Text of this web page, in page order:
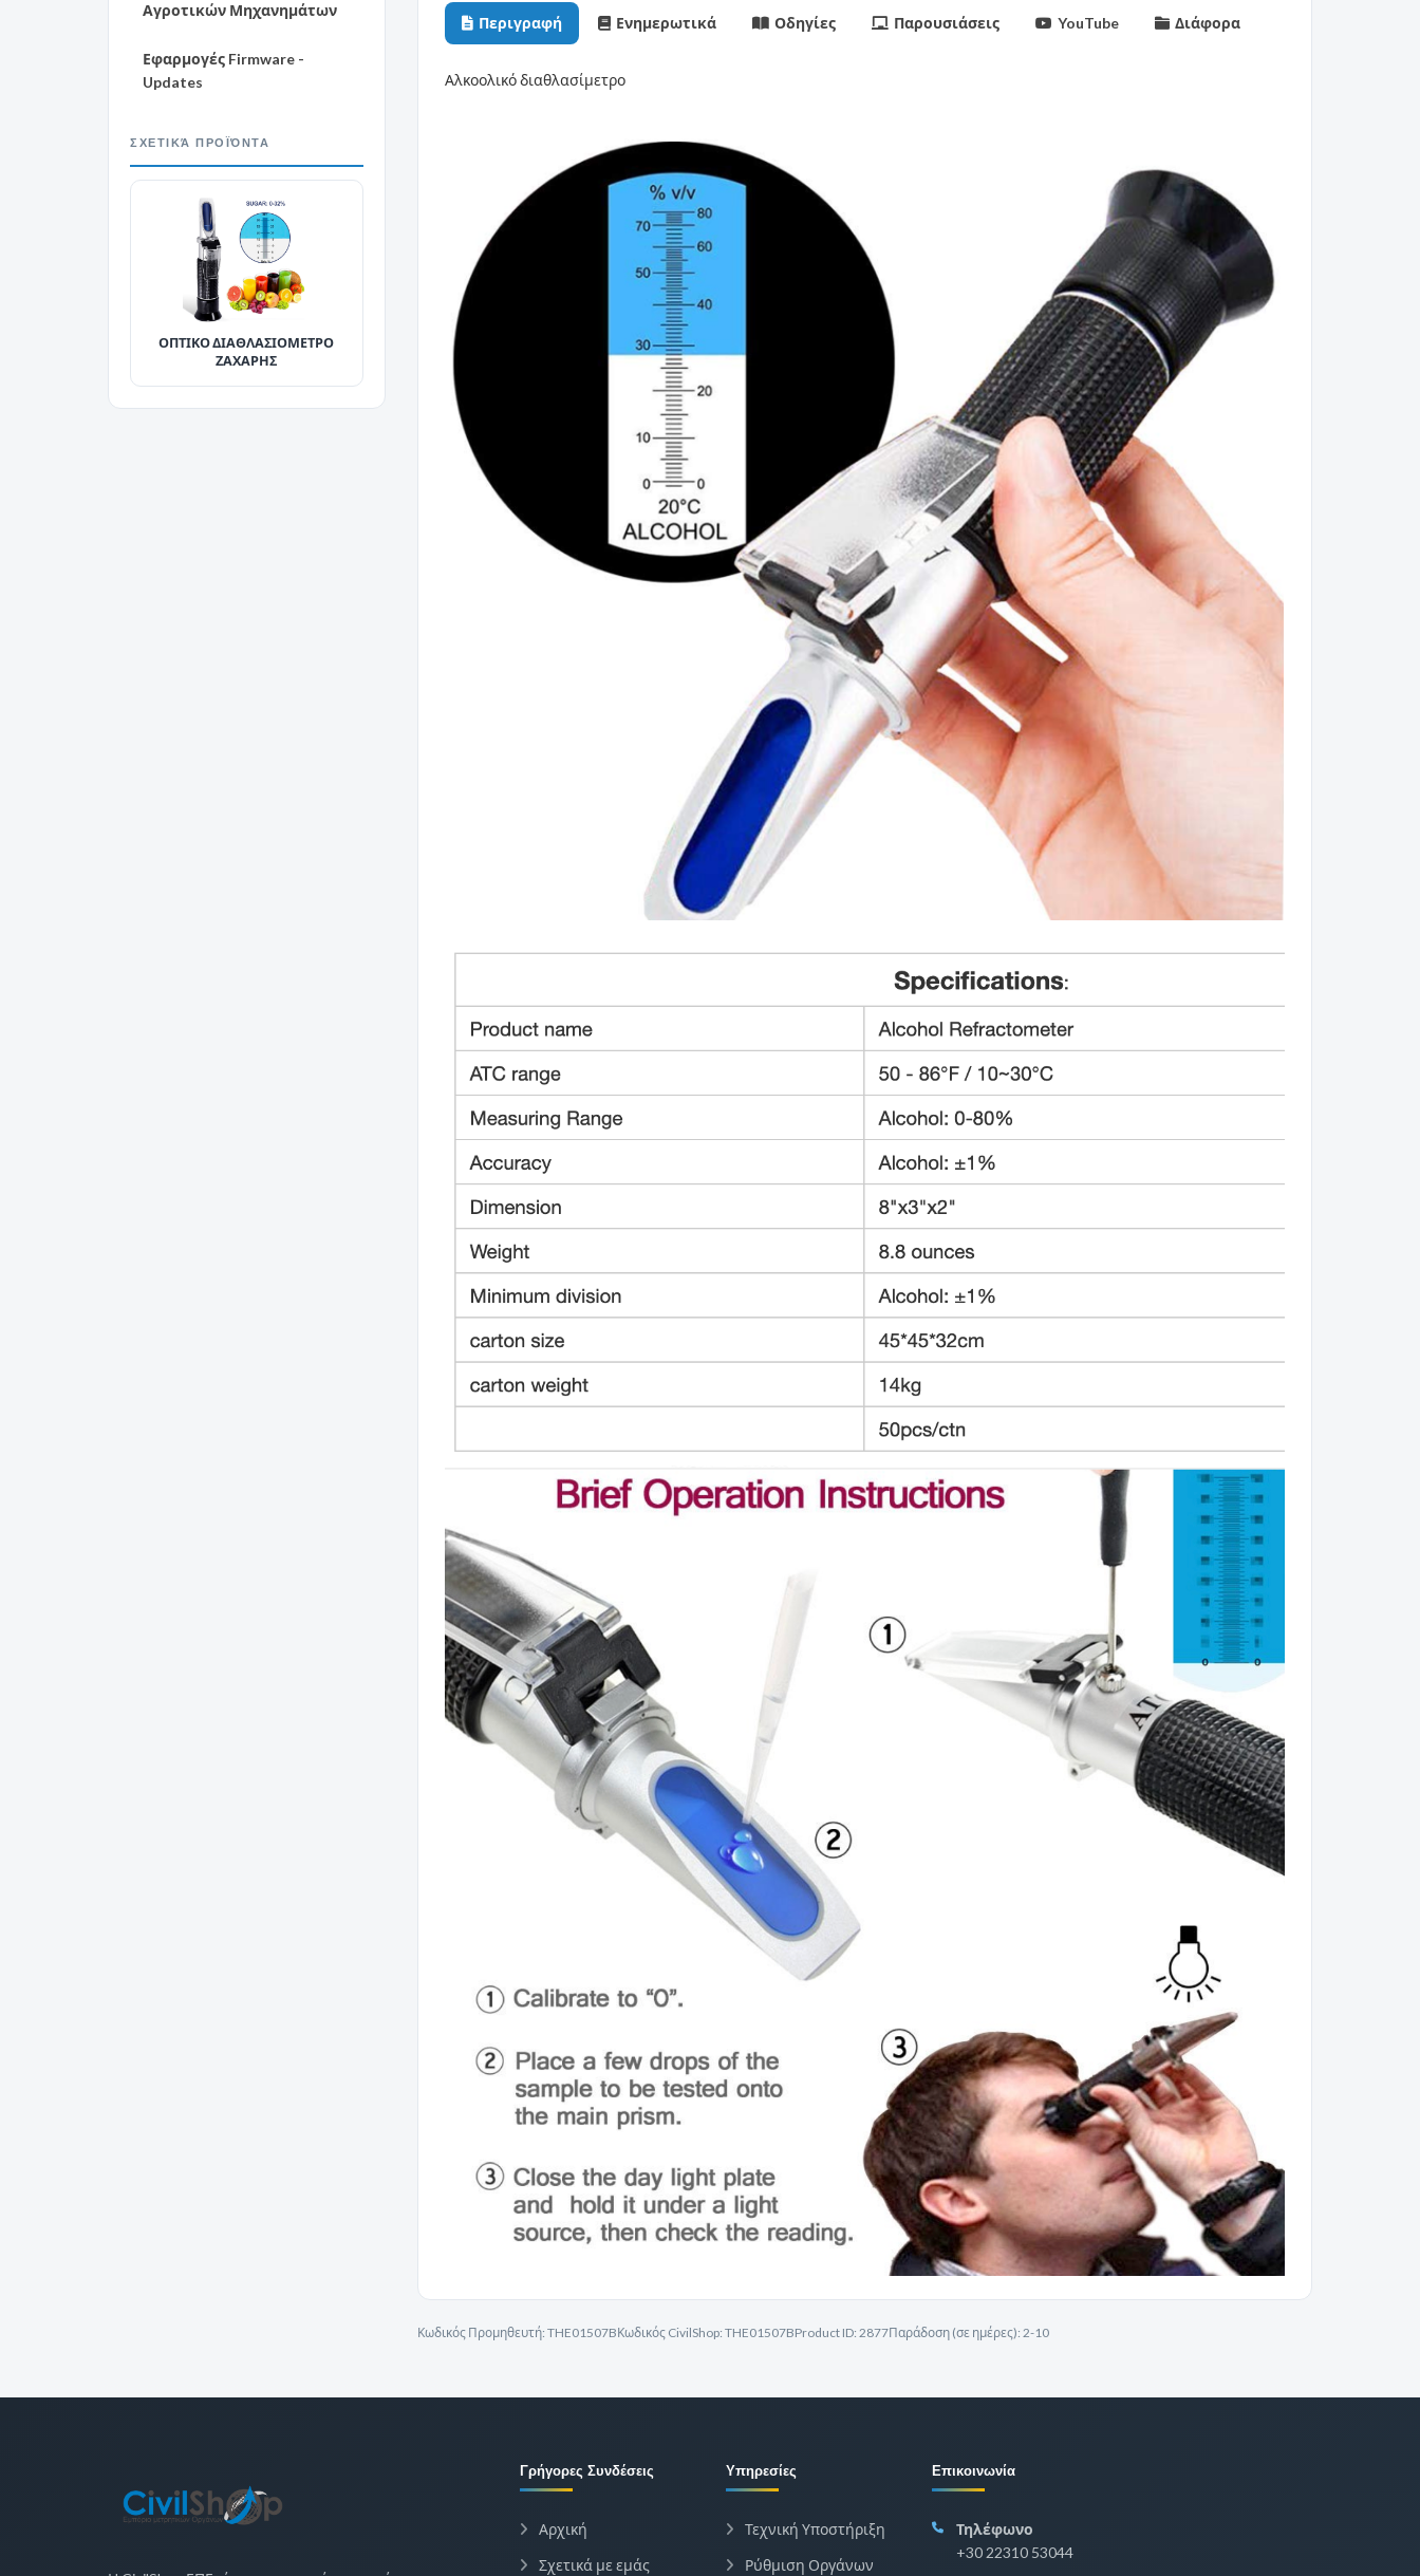
Αγροτικών Μηχανημάτων
Εφαρμογές Firmware -
Updates
ΣΧΕΤΙΚΆ ΠΡΟΪΌΝΤΑ
ΟΠΤΙΚΟ ΔΙΑΘΛΑΣΙΟΜΕΤΡΟ
ΖΑΧΑΡΗΣ
Περιγραφή Ενημερωτικά Οδηγίες Παρουσιάσεις YouTube Διάφορα
Αλκοολικό διαθλασίμετρο
Κωδικός Προμηθευτή: THE01507BΚωδικός CivilShop: THE01507BProduct ID: 2877Παράδοση (σε ημέρες): 2-10
Γρήγορες Συνδέσεις
Αρχική
Σχετικά με εμάς
Υπηρεσίες
Τεχνική Υποστήριξη
Ρύθμιση Οργάνων
Επικοινωνία
Τηλέφωνο
+30 22310 53044